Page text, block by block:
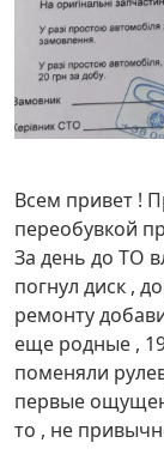
Всем привет !
переобувкой
За день до ТО
погнул диск ,
ремонту
еще родные ,
поменяли
первые
то , не